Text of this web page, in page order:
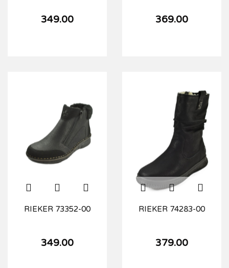
349.00 369.00
RIEKER 73352-00
349.00
RIEKER 74283-00
379.00